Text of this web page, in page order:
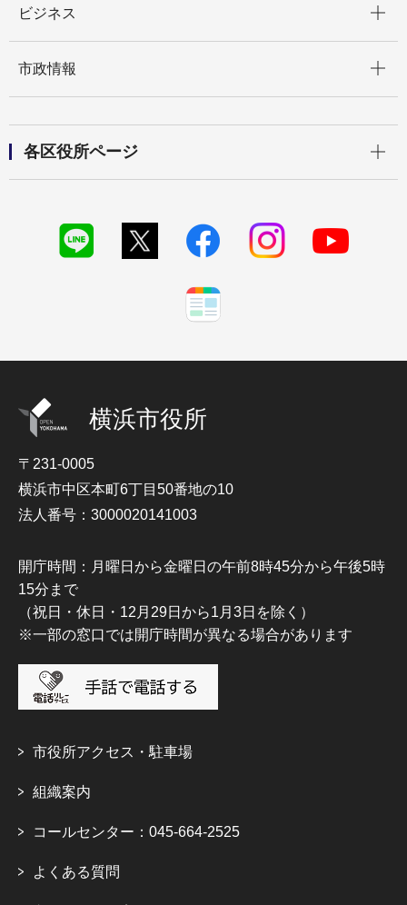
ビジネス
市政情報
各区役所ページ
横浜市役所
〒231-0005
横浜市中区本町6丁目50番地の10
法人番号：3000020141003
開庁時間：月曜日から金曜日の午前8時45分から午後5時
15分まで
（祝日・休日・12月29日から1月3日を除く）
※一部の窓口では開庁時間が異なる場合があります
市役所アクセス・駐車場
組織案内
コールセンター：045-664-2525
よくある質問